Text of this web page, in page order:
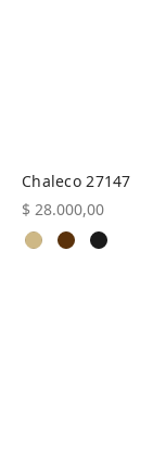
Chaleco 27147
$ 28.000,00